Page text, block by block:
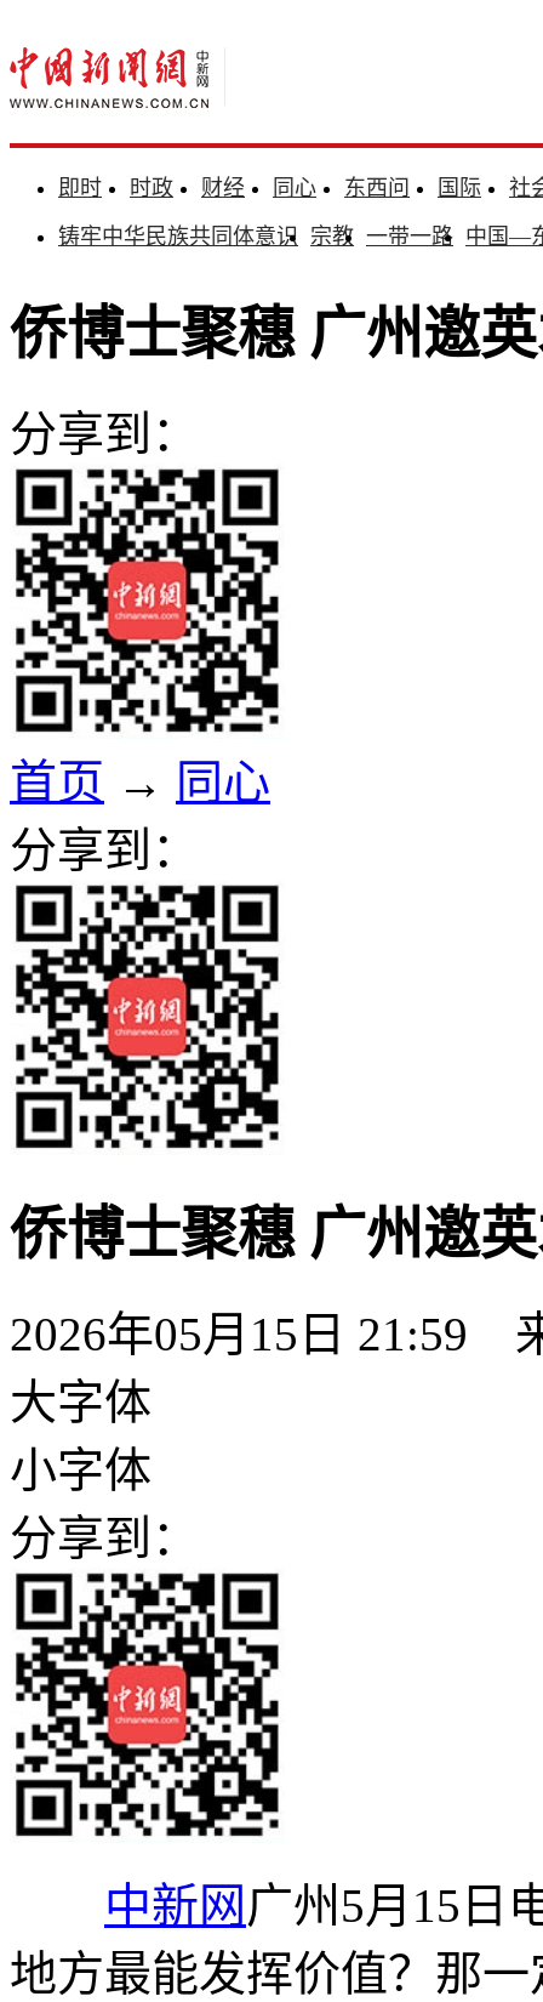
即时 时政 财经 同心 东西问 国际
社
铸牢中华民族共同体意识 宗教 一带一路 中国—
侨博士聚穗 广州邀
分享到：
首页 → 同心
分享到：
侨博士聚穗 广州邀
2026年05月15日 21:59
大字体
小字体
分享到：
中新网 广州5月15日
地方最能发挥价值？那